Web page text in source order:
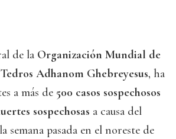
de la Organización Mundial de
Tedros Adhanom Ghebreyesus, ha
a más de 500 casos sospechosos
sospechosas a causa del
semana pasada en el noreste de